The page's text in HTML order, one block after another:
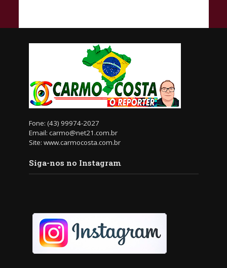
Fone: (43) 99974-2027
Email: carmo@net21.com.br
Site: www.carmocosta.com.br
Siga-nos no Instagram